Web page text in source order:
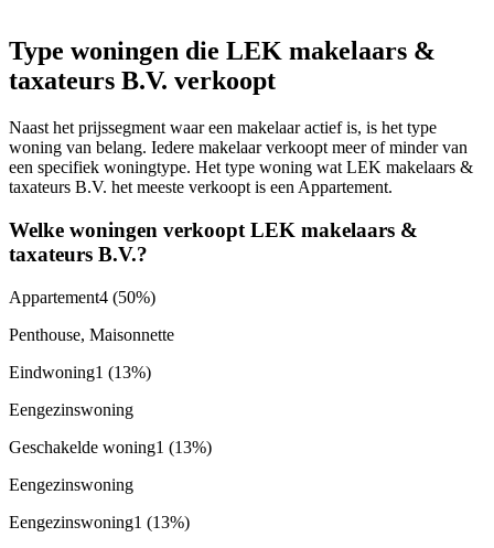
Type woningen die LEK makelaars &
taxateurs B.V. verkoopt
Naast het prijssegment waar een makelaar actief is, is het type
woning van belang. Iedere makelaar verkoopt meer of minder van
een specifiek woningtype. Het type woning wat LEK makelaars &
taxateurs B.V. het meeste verkoopt is een Appartement.
Welke woningen verkoopt LEK makelaars &
taxateurs B.V.?
Appartement4 (50%)
Penthouse, Maisonnette
Eindwoning1 (13%)
Eengezinswoning
Geschakelde woning1 (13%)
Eengezinswoning
Eengezinswoning1 (13%)